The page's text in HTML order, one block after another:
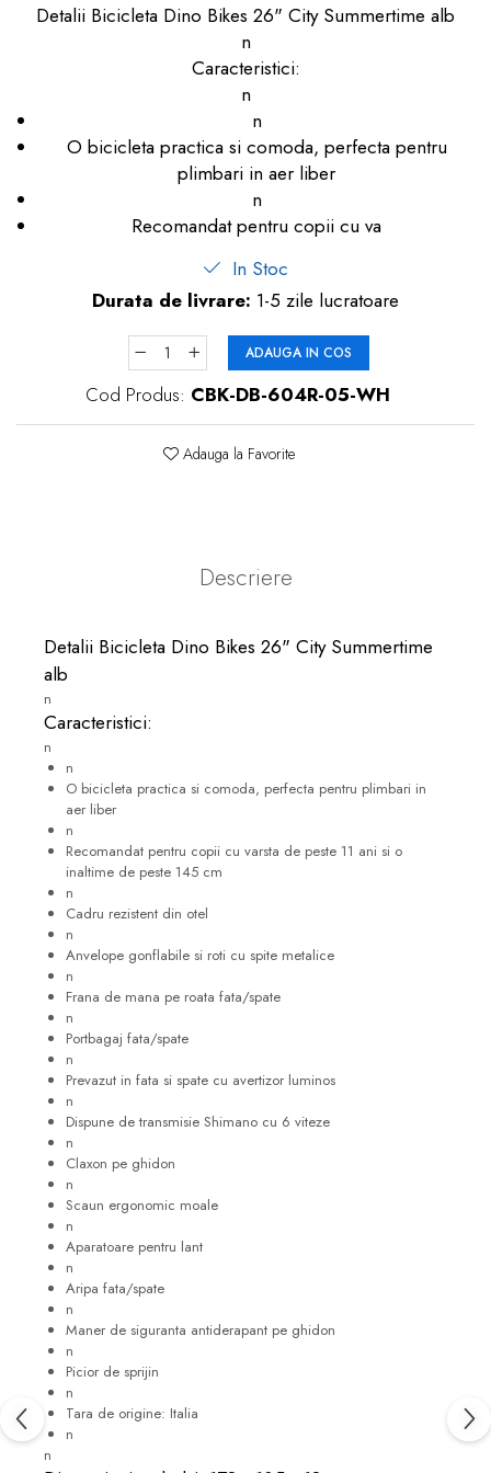
dopuri de urechi
Produse îngrijire copii
Detalii Bicicleta Dino Bikes 26" City Summertime alb
n
Caracteristici:
n
n
O bicicleta practica si comoda, perfecta pentru
plimbari in aer liber
n
Recomandat pentru copii cu va
In Stoc
Durata de livrare: 1-5 zile lucratoare
ADAUGA IN COS
Cod Produs: CBK-DB-604R-05-WH
Adauga la Favorite
Descriere
Detalii Bicicleta Dino Bikes 26" City Summertime
alb
n
Caracteristici:
n
n
O bicicleta practica si comoda, perfecta pentru plimbari in
aer liber
n
Recomandat pentru copii cu varsta de peste 11 ani si o
inaltime de peste 145 cm
n
Cadru rezistent din otel
n
Anvelope gonflabile si roti cu spite metalice
n
Frana de mana pe roata fata/spate
n
Portbagaj fata/spate
n
Prevazut in fata si spate cu avertizor luminos
n
Dispune de transmisie Shimano cu 6 viteze
n
Claxon pe ghidon
n
Scaun ergonomic moale
n
Aparatoare pentru lant
n
Aripa fata/spate
n
Maner de siguranta antiderapant pe ghidon
n
Picior de sprijin
n
Tara de origine: Italia
n
n